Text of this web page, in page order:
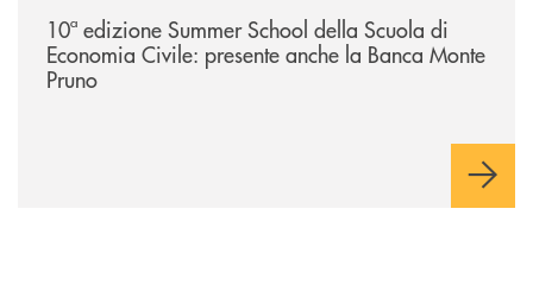
10ª edizione Summer School della Scuola di
Economia Civile: presente anche la Banca Monte
Pruno